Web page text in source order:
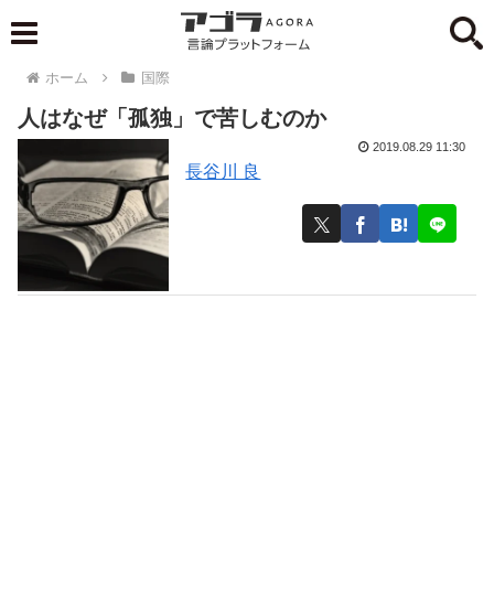
ホーム 国際
人はなぜ「孤独」で苦しむのか
長谷川 良
2019.08.29 11:30